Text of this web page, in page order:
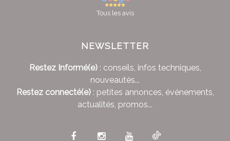
Tous les avis
NEWSLETTER
Restez Informé(e): conseils, infos techniques,
nouveautés...
Restez connecté(e): petites annonces, événements,
actualités, promos...